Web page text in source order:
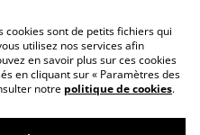
cookies sont de petits fichiers qui
utilisez nos services afin
en savoir plus sur ces cookies
en cliquant sur « Paramètres des
notre politique de cookies.